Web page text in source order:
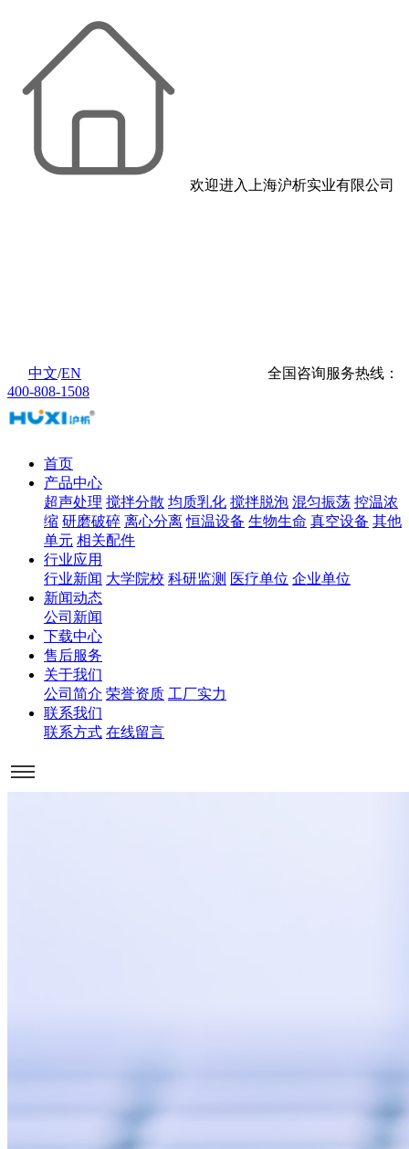
欢迎进入上海沪析实业有限公司
中文/EN
全国咨询服务热线：
400-808-1508
首页
产品中心
超声处理 搅拌分散 均质乳化 搅拌脱泡 混匀振荡 控温浓
缩 研磨破碎 离心分离 恒温设备 生物生命 真空设备 其他
单元 相关配件
行业应用
行业新闻 大学院校 科研监测 医疗单位 企业单位
新闻动态
公司新闻
下载中心
售后服务
关于我们
公司简介 荣誉资质 工厂实力
联系我们
联系方式 在线留言